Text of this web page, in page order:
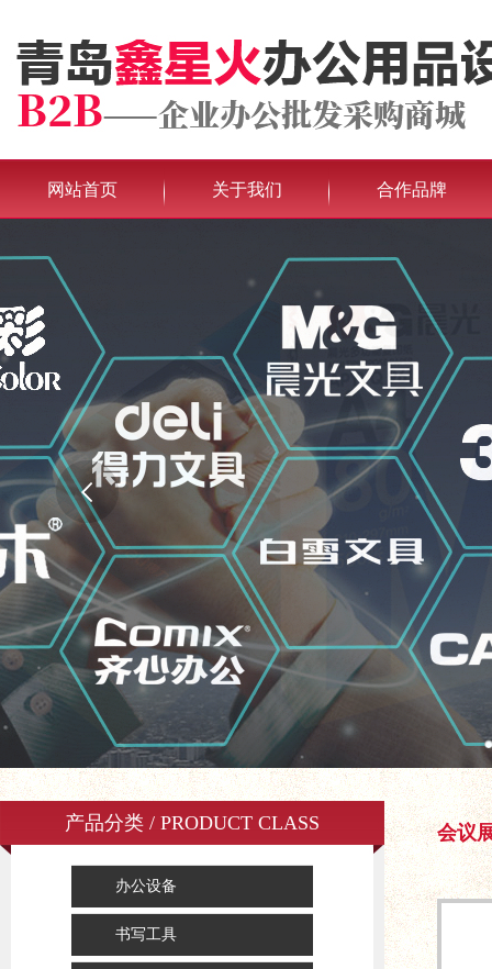
网站首页 关于我们 合作品牌
产品分类 / PRODUCT CLASS
办公设备
书写工具
会议